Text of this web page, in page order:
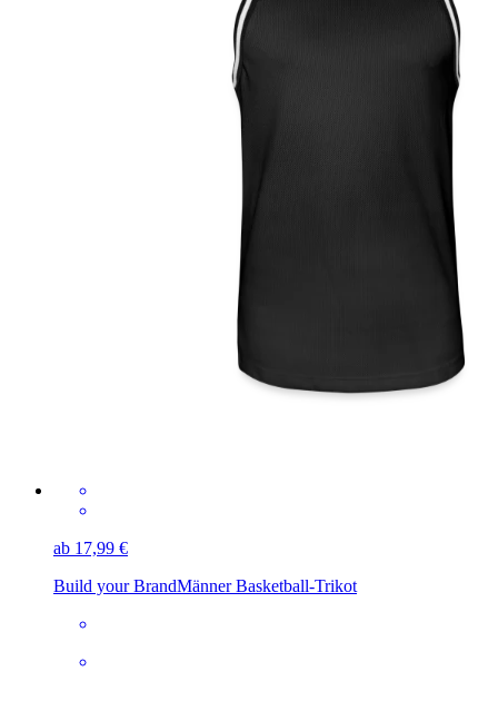
ab 17,99 €
Build your BrandMänner Basketball-Trikot